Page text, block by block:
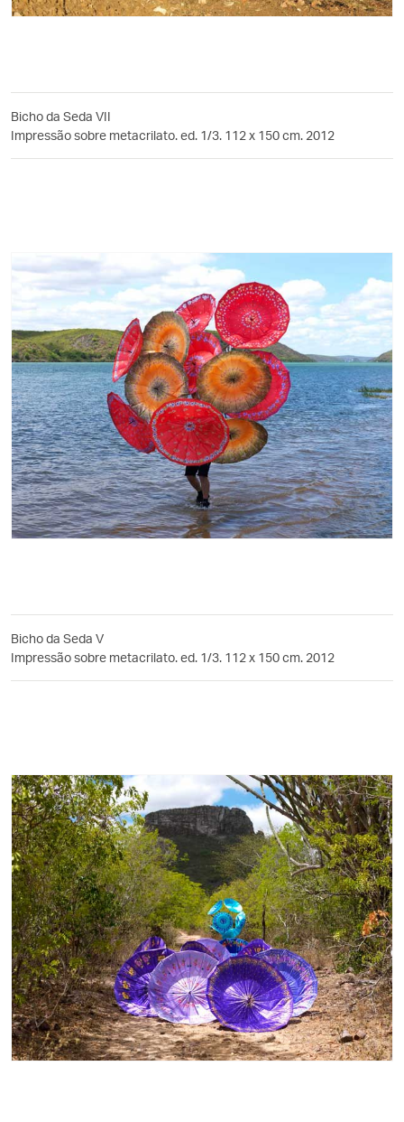
Bicho da Seda VII
Impressão sobre metacrilato. ed. 1/3. 112 x 150 cm. 2012
Bicho da Seda V
Impressão sobre metacrilato. ed. 1/3. 112 x 150 cm. 2012